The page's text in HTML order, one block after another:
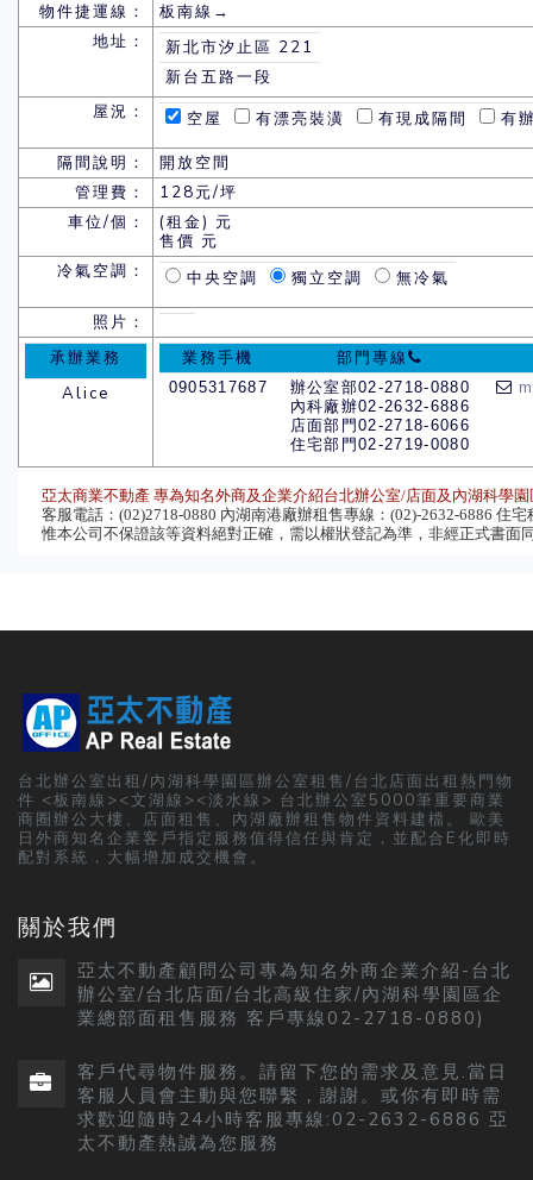
物件捷運線：
板南線→
地址：
新北市汐止區 221
新台五路一段
屋況：
空屋 有漂亮裝潢 有現成隔間 有
隔間說明：
開放空間
管理費：
128元/坪
車位/個：
(租金) 元
售價 元
冷氣空調：
中央空調 獨立空調 無冷氣
照片：
承辦業務
Alice
業務手機 部門專線
0905317687
辦公室部02-2718-0880
內科廠辦02-2632-6886
店面部門02-2718-6066
住宅部門02-2719-0080
亞太商業不動產 專為知名外商及企業介紹台北辦公室/店面及內湖科學
客服電話：(02)2718-0880 內湖南港廠辦租售專線：(02)-2632-6886 住
惟本公司不保證該等資料絕對正確，需以權狀登記為準，非經正式書面
台北辦公室出租/內湖科學園區辦公室租售/台北店面出租熱門物
件 <板南線><文湖線><淡水線> 台北辦公室5000筆重要商業
商圈辦公大樓、店面租售、內湖廠辦租售物件資料建檔。 歐美
日外商知名企業客戶指定服務值得信任與肯定，並配合E化即時
配對系統，大幅增加成交機會。
關於我們
亞太不動產顧問公司專為知名外商企業介紹-台北
辦公室/台北店面/台北高級住家/內湖科學園區企
業總部面租售服務 客戶專線02-2718-0880)
客戶代尋物件服務。請留下您的需求及意見.當日
客服人員會主動與您聯繫，謝謝。或你有即時需
求歡迎隨時24小時客服專線:02-2632-6886 亞
太不動產熱誠為您服務